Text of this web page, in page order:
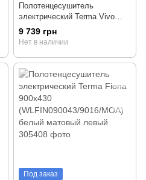
Полотенцесушитель
электрический Terma Vivo
910x500
(WLVOV091050/9016/SPL)
9 739 грн
Нет в наличии
Под заказ